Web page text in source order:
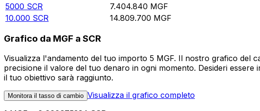
5000 SCR 7.404.840 MGF
10.000 SCR 14.809.700 MGF
Grafico da MGF a SCR
Visualizza l'andamento del tuo importo 5 MGF. Il nostro grafico del
precisione il valore del tuo denaro in ogni momento. Desideri
il tuo obiettivo sarà raggiunto.
Monitora il tasso di cambio Visualizza il grafico completo